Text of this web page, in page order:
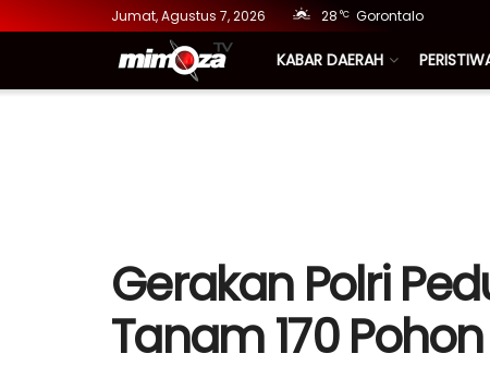
Jumat, Agustus 7, 2026 28 °C Gorontalo
KABAR DAERAH
Gerakan Polri
Tanam 170 Pohon